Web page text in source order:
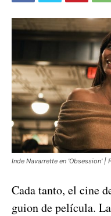
Inde Navarrette en 'Obsession' |
Cada tanto, el cine
guion de película.